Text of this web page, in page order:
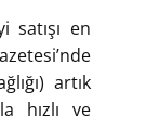
satışı en
artık
hızlı ve